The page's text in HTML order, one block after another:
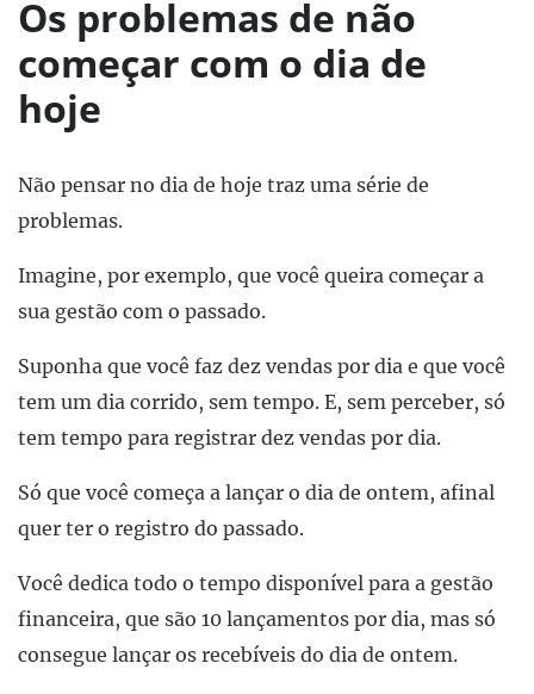
Os problemas de não
começar com o dia de
hoje
Não pensar no dia de hoje traz uma série de
problemas.
Imagine, por exemplo, que você queira começar a
sua gestão com o passado.
Suponha que você faz dez vendas por dia e que você
tem um dia corrido, sem tempo. E, sem perceber, só
tem tempo para registrar dez vendas por dia.
Só que você começa a lançar o dia de ontem, afinal
quer ter o registro do passado.
Você dedica todo o tempo disponível para a gestão
financeira, que são 10 lançamentos por dia, mas só
consegue lançar os recebíveis do dia de ontem.